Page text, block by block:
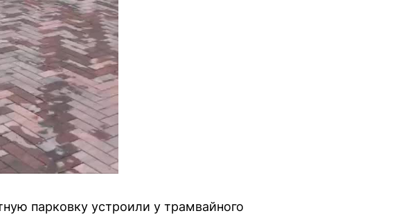
парковку устроили у трамвайного